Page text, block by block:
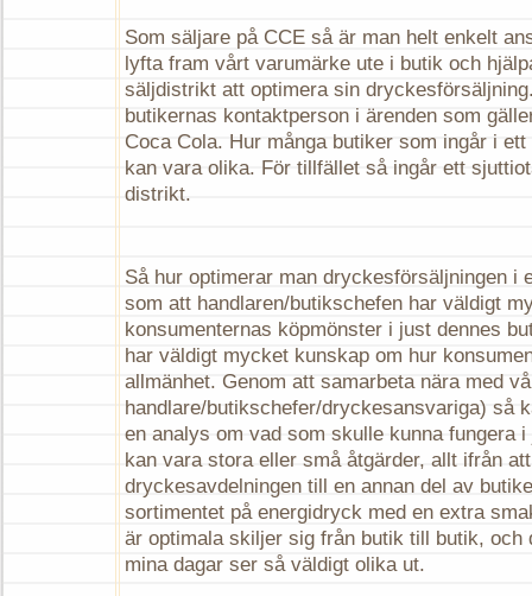
Som säljare på CCE så är man helt enkelt
lyfta fram vårt varumärke ute i butik och
säljdistrikt att optimera sin
butikernas kontaktperson i ärenden som
Coca Cola. Hur många butiker som ingår i ett
kan vara olika. För tillfället så ingår ett
distrikt.
Så hur optimerar man dryckesförsäljningen i
som att handlaren/butikschefen har väldigt
konsumenternas köpmönster i just dennes
har väldigt mycket kunskap om hur
allmänhet. Genom att samarbeta nära med
handlare/butikschefer/dryckesansvariga) så
en analys om vad som skulle kunna fungera
kan vara stora eller små åtgärder, allt ifrån
dryckesavdelningen till en annan del av
sortimentet på energidryck med en extra
är optimala skiljer sig från butik till butik, och
mina dagar ser så väldigt olika ut.